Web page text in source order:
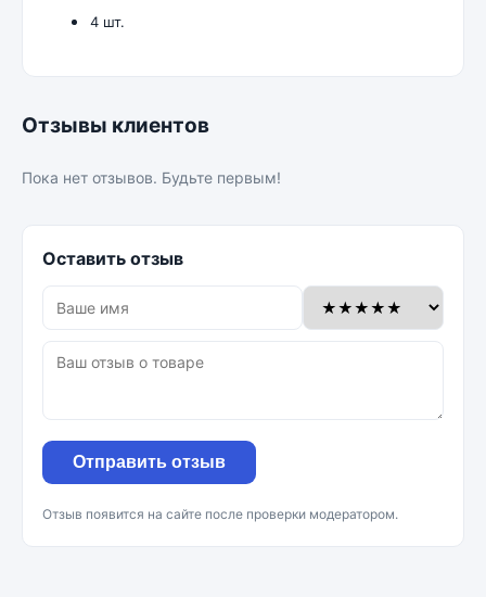
4 шт.
Отзывы клиентов
Пока нет отзывов. Будьте первым!
Оставить отзыв
Отправить отзыв
Отзыв появится на сайте после проверки модератором.